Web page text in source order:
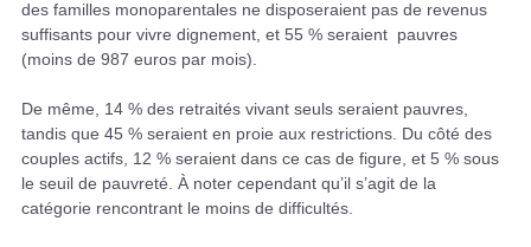
des familles monoparentales ne disposeraient pas de revenus
suffisants pour vivre dignement, et 55 % seraient pauvres
(moins de 987 euros par mois).
De même, 14 % des retraités vivant seuls seraient pauvres,
tandis que 45 % seraient en proie aux restrictions. Du côté des
couples actifs, 12 % seraient dans ce cas de figure, et 5 % sous
le seuil de pauvreté. À noter cependant qu’il s’agit de la
catégorie rencontrant le moins de difficultés.